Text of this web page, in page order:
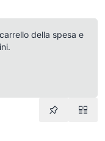
della spesa e